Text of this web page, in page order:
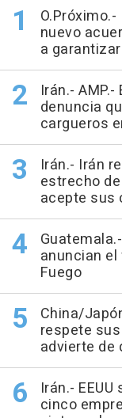
nuevo
a
Irán.-
denuncia
cargueros
Irán.- Irán
estrecho
acepte sus
anuncian
Fuego
China/
respete
advierte de
Irán.-
cinco